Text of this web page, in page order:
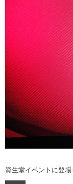
動画
ツアー
芸能
話題
デザイン
社会
ハウツー
資生堂イベントに登